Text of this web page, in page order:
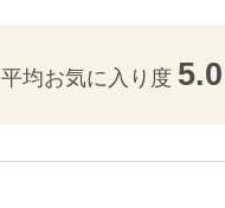
平均お気に入り度 5.0